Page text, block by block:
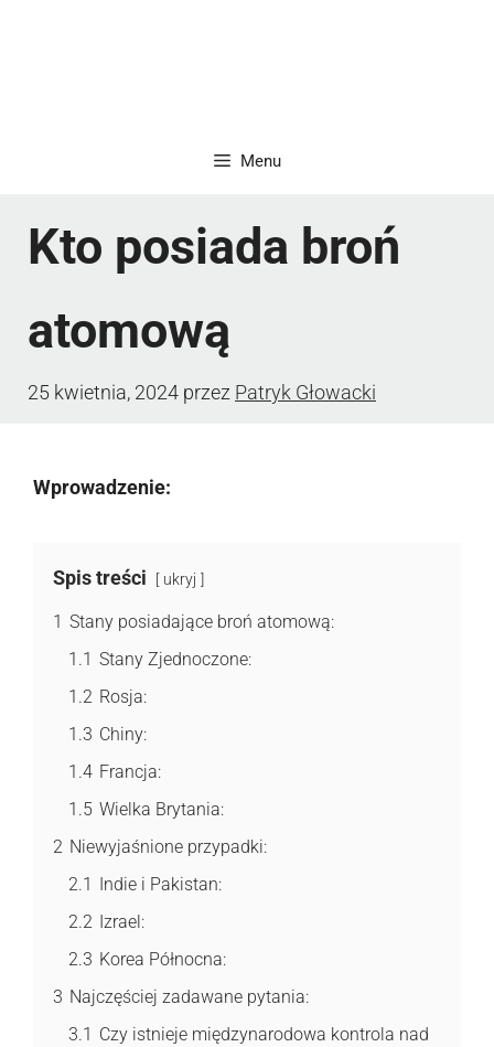
Menu
Kto posiada broń
atomową
25 kwietnia, 2024 przez Patryk Głowacki
Wprowadzenie:
Spis treści ukryj
1 Stany posiadające broń atomową:
1.1 Stany Zjednoczone:
1.2 Rosja:
1.3 Chiny:
1.4 Francja:
1.5 Wielka Brytania:
2 Niewyjaśnione przypadki:
2.1 Indie i Pakistan:
2.2 Izrael:
2.3 Korea Północna:
3 Najczęściej zadawane pytania:
3.1 Czy istnieje międzynarodowa kontrola nad